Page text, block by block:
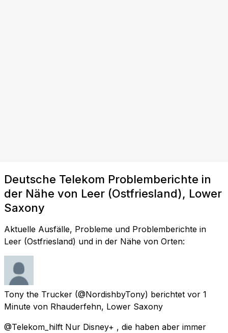
Deutsche Telekom Problemberichte in
der Nähe von Leer (Ostfriesland), Lower
Saxony
Aktuelle Ausfälle, Probleme und Problemberichte in
Leer (Ostfriesland) und in der Nähe von Orten:
Tony the Trucker (@NordishbyTony) berichtet vor 1
Minute von Rhauderfehn, Lower Saxony
@Telekom_hilft Nur Disney+ , die haben aber immer